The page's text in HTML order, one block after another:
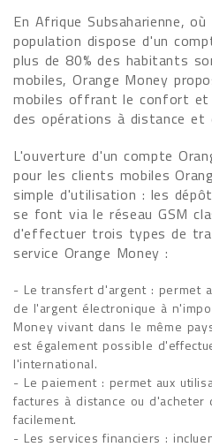
En Afrique Subsaharienne,
population dispose d'un
plus de 80% des habitants
mobiles, Orange Money
mobiles offrant le confort
des opérations à distance
L'ouverture d'un compte
pour les clients mobiles
simple d'utilisation : les
se font via le réseau GSM
d'effectuer trois types de
service Orange Money :
- Le transfert d'argent : permet
de l'argent électronique à
Money vivant dans le même
est également possible
l'international.
- Le paiement : permet aux
factures à distance ou d'acheter
facilement.
- Les services financiers :